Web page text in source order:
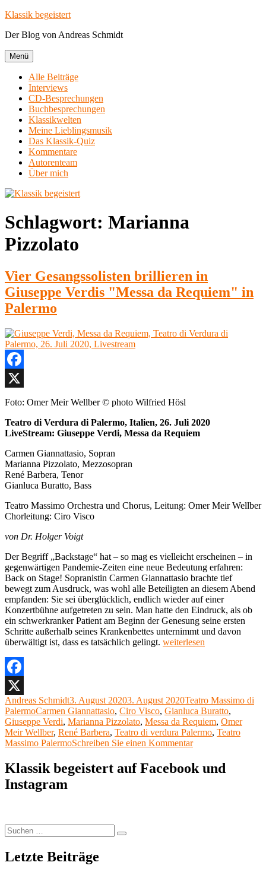
Zum
springen
Klassik begeistert
Der Blog von Andreas Schmidt
Menü
Alle Beiträge
Interviews
CD-Besprechungen
Buchbesprechungen
Klassikwelten
Meine Lieblingsmusik
Das Klassik-Quiz
Kommentare
Autorenteam
Über mich
Schlagwort: Marianna
Pizzolato
Vier Gesangssolisten brillieren in
Giuseppe Verdis "Messa da Requiem" in
Palermo
Facebook
X
Foto: Omer Meir Wellber © photo Wilfried Hösl
Teatro di Verdura di Palermo, Italien, 26. Juli 2020
LiveStream: Giuseppe Verdi, Messa da Requiem
Carmen Giannattasio, Sopran
Marianna Pizzolato, Mezzosopran
René Barbera, Tenor
Gianluca Buratto, Bass
Teatro Massimo Orchestra und Chorus, Leitung: Omer Meir Wellber
Chorleitung: Ciro Visco
von Dr. Holger Voigt
Der Begriff „Backstage“ hat – so mag es vielleicht erscheinen – in
gegenwärtigen Pandemie-Zeiten eine neue Bedeutung erfahren:
Back on Stage! Sopranistin Carmen Giannattasio brachte tief
bewegt zum Ausdruck, was wohl alle Beteiligten an diesem Abend
empfanden: Sie sei überglücklich, endlich wieder auf einer
Konzertbühne aufgetreten zu sein. Man hatte den Eindruck, als ob
ein schwerkranker Patient am Beginn der Genesung seine ersten
Schritte außerhalb seines Krankenbettes unternimmt und davon
überwältigt ist, dass es tatsächlich gelingt. „Giuseppe
Teatro
di
Verdura
di
Palermo,
26.
2020,
weiterlesen
Facebook
X
Autor
Andreas SchmidtVeröffentlicht
am
3. August 20203. August 2020Kategorien
Teatro Massimo di
PalermoSchlagwörter
Carmen Giannattasio, Ciro Visco, Gianluca Buratto,
Giuseppe Verdi, Marianna Pizzolato, Messa da Requiem, Omer
Meir Wellber, René Barbera, Teatro di verdura Palermo, Teatro
Massimo PalermoSchreiben Sie einen Kommentarzu
Verdi,
Messa
Klassik begeistert auf Facebook und
Instagram
Suchen
nach:
Suchen
Letzte Beiträge